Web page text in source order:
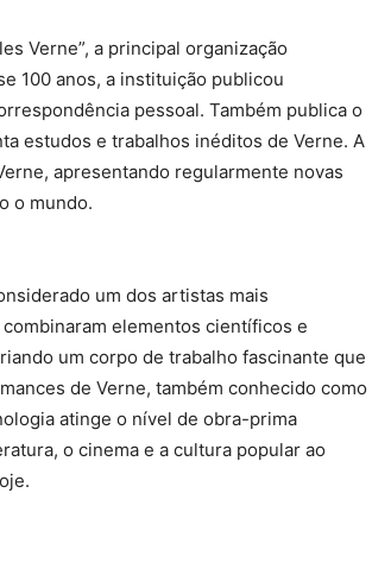
Verne”, a principal organização
100 anos, a instituição publicou
pessoal. Também publica o
estudos e trabalhos inéditos de Verne. A
apresentando regularmente novas
o mundo.
um dos artistas mais
elementos científicos e
um corpo de trabalho fascinante que
de Verne, também conhecido como
atinge o nível de obra-prima
o cinema e a cultura popular ao